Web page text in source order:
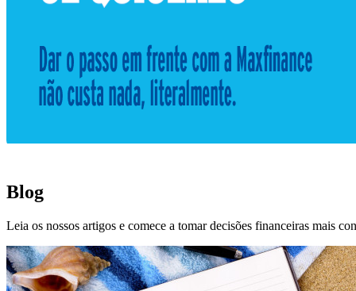
Blog
Leia os nossos artigos e comece a tomar decisões financeiras mais